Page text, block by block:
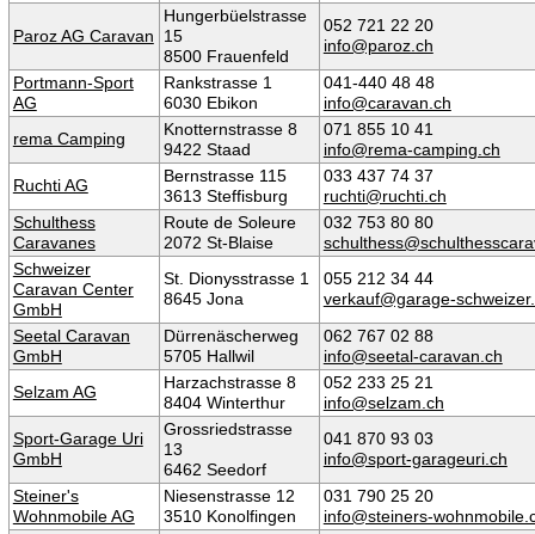
Paroz AG Caravan
Hungerbüelstrasse
15
8500 Frauenfeld
052 721 22 20
info@paroz.ch
Portmann-Sport
AG
Rankstrasse 1
6030 Ebikon
041-440 48 48
info@caravan.ch
rema Camping
Knotternstrasse 8
9422 Staad
071 855 10 41
info@rema-camping.ch
Ruchti AG
Bernstrasse 115
3613 Steffisburg
033 437 74 37
ruchti@ruchti.ch
Schulthess
Caravanes
Route de Soleure
2072 St-Blaise
032 753 80 80
Schweizer
Caravan Center
GmbH
St. Dionysstrasse 1
8645 Jona
055 212 34 44
verkauf@garage-
Seetal Caravan
GmbH
Dürrenäscherweg
5705 Hallwil
062 767 02 88
info@seetal-caravan.ch
Selzam AG
Harzachstrasse 8
8404 Winterthur
052 233 25 21
info@selzam.ch
Sport-Garage Uri
GmbH
Grossriedstrasse
13
6462 Seedorf
041 870 93 03
info@sport-garageuri.ch
Steiner's
Wohnmobile AG
Niesenstrasse 12
3510 Konolfingen
031 790 25 20
info@steiners-